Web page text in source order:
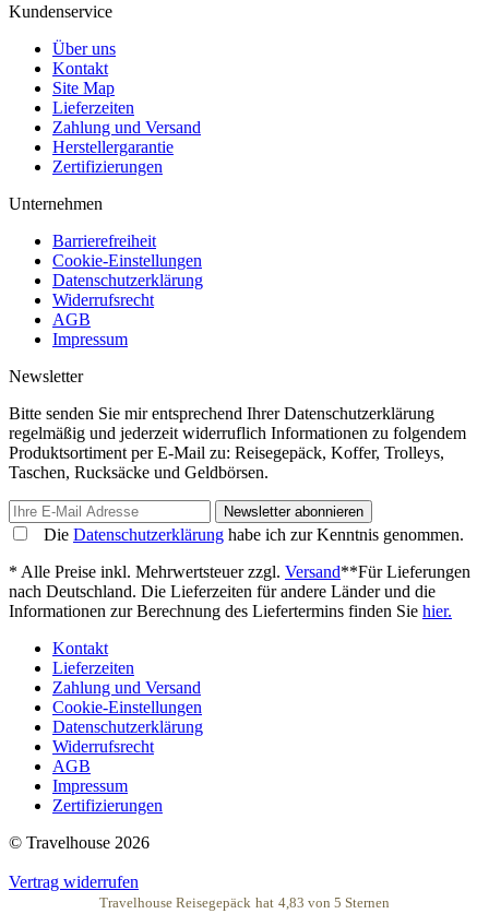
Kundenservice
Über uns
Kontakt
Site Map
Lieferzeiten
Zahlung und Versand
Herstellergarantie
Zertifizierungen
Unternehmen
Barrierefreiheit
Cookie-Einstellungen
Datenschutzerklärung
Widerrufsrecht
AGB
Impressum
Newsletter
Bitte senden Sie mir entsprechend Ihrer Datenschutzerklärung
regelmäßig und jederzeit widerruflich Informationen zu folgendem
Produktsortiment per E-Mail zu: Reisegepäck, Koffer, Trolleys,
Taschen, Rucksäcke und Geldbörsen.
Newsletter abonnieren
Die Datenschutzerklärung habe ich zur Kenntnis genommen.
* Alle Preise inkl. Mehrwertsteuer zzgl. Versand**Für Lieferungen
nach Deutschland. Die Lieferzeiten für andere Länder und die
Informationen zur Berechnung des Liefertermins finden Sie hier.
Kontakt
Lieferzeiten
Zahlung und Versand
Cookie-Einstellungen
Datenschutzerklärung
Widerrufsrecht
AGB
Impressum
Zertifizierungen
© Travelhouse 2026
Vertrag widerrufen
Travelhouse Reisegepäck hat 4,83 von 5 Sternen